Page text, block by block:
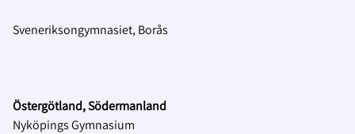
Sveneriksongymnasiet, Borås
Östergötland, Södermanland
Nyköpings Gymnasium